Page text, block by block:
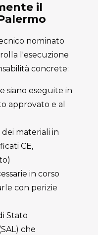
il
nominato
l'esecuzione
concrete:
siano eseguite in
approvato e al
materiali in
CE,
in corso
con perizie
Stato
che